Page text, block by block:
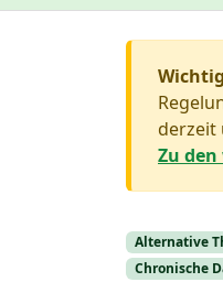
derzeit
Zu
Alternative
Chronische